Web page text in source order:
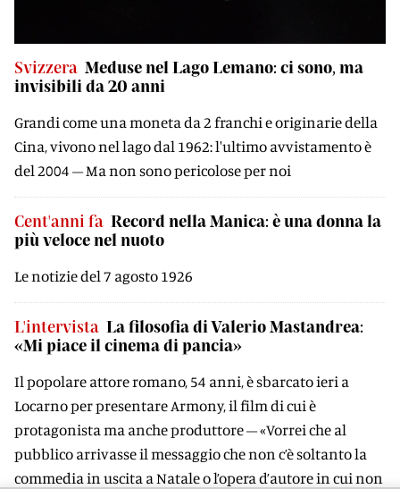
Svizzera Meduse nel Lago Lemano: ci sono, ma
invisibili da 20 anni
Grandi come una moneta da 2 franchi e originarie della
Cina, vivono nel lago dal 1962: l'ultimo avvistamento è
del 2004 – Ma non sono pericolose per noi
Cent'anni fa Record nella Manica: è una donna la
più veloce nel nuoto
Le notizie del 7 agosto 1926
L'intervista La filosofia di Valerio Mastandrea:
«Mi piace il cinema di pancia»
Il popolare attore romano, 54 anni, è sbarcato ieri a
Locarno per presentare Armony, il film di cui è
protagonista ma anche produttore – «Vorrei che al
pubblico arrivasse il messaggio che non c’è soltanto la
commedia in uscita a Natale o l’opera d’autore in cui non